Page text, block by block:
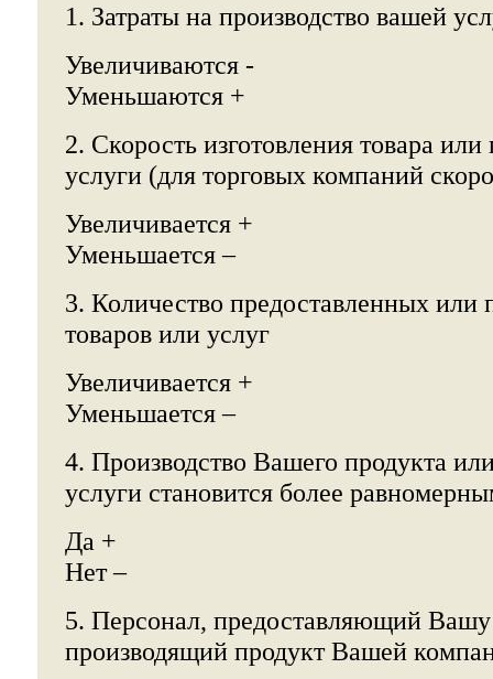
1. Затраты на производство вашей
Увеличиваются -
Уменьшаются +
2. Скорость изготовления товара или
услуги (для торговых компаний
Увеличивается +
Уменьшается –
3. Количество предоставленных или
товаров или услуг
Увеличивается +
Уменьшается –
4. Производство Вашего продукта
услуги становится более
Да +
Нет –
5. Персонал, предоставляющий Вашу
производящий продукт Вашей